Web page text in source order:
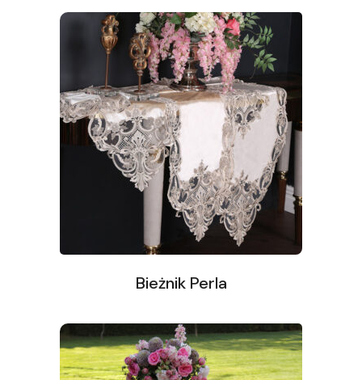
Bieżnik Perla